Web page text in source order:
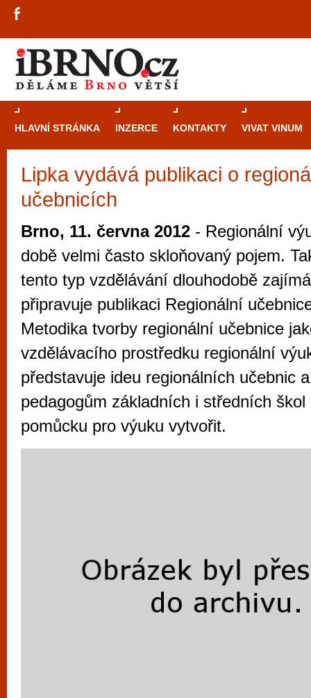
HLAVNÍ STRÁNKA INZERCE KONTAKTY VIVAT VINUM
Lipka vydává publikaci o
učebnicích
Brno, 11. června 2012 - Regionální
době velmi často skloňovaný pojem.
tento typ vzdělávání dlouhodobě
připravuje publikaci Regionální
Metodika tvorby regionální učebnice
vzdělávacího prostředku regionální
představuje ideu regionálních učebnic
pedagogům základních i středních škol
pomůcku pro výuku vytvořit.
Průvodce
Brno je
zajímavé
restaurace,
Mimo jiné je ale také místem, kde si
vyzkoušet různé kasinové hry. V
metropoli naleznete širokou nabídku her
po moderní automaty jak pro pravidelné
příležitostné hráče. V...